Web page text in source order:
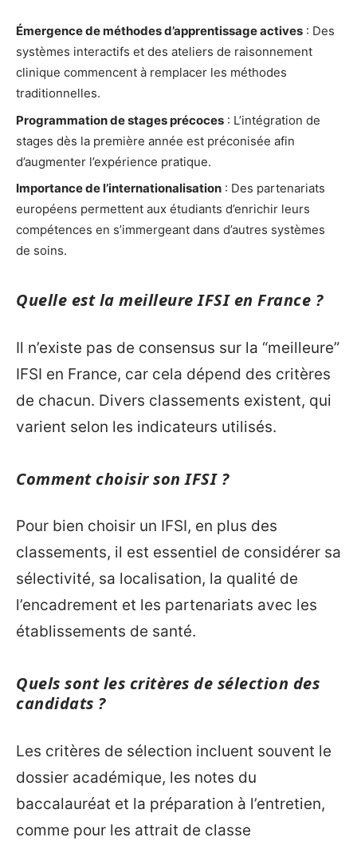
Émergence de méthodes d’apprentissage actives : Des
systèmes interactifs et des ateliers de raisonnement
clinique commencent à remplacer les méthodes
traditionnelles.
Programmation de stages précoces : L’intégration de
stages dès la première année est préconisée afin
d’augmenter l’expérience pratique.
Importance de l’internationalisation : Des partenariats
européens permettent aux étudiants d’enrichir leurs
compétences en s’immergeant dans d’autres systèmes
de soins.
Quelle est la meilleure IFSI en France ?
Il n’existe pas de consensus sur la “meilleure”
IFSI en France, car cela dépend des critères
de chacun. Divers classements existent, qui
varient selon les indicateurs utilisés.
Comment choisir son IFSI ?
Pour bien choisir un IFSI, en plus des
classements, il est essentiel de considérer sa
sélectivité, sa localisation, la qualité de
l’encadrement et les partenariats avec les
établissements de santé.
Quels sont les critères de sélection des
candidats ?
Les critères de sélection incluent souvent le
dossier académique, les notes du
baccalauréat et la préparation à l’entretien,
comme pour les attrait de classe